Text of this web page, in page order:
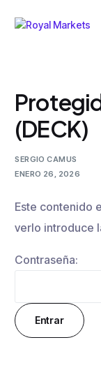
(DECK)
SERGIO CAMUS
ENERO 26, 2026
Este contenido
verlo introduce
Contraseña:
Inicio
Recursos